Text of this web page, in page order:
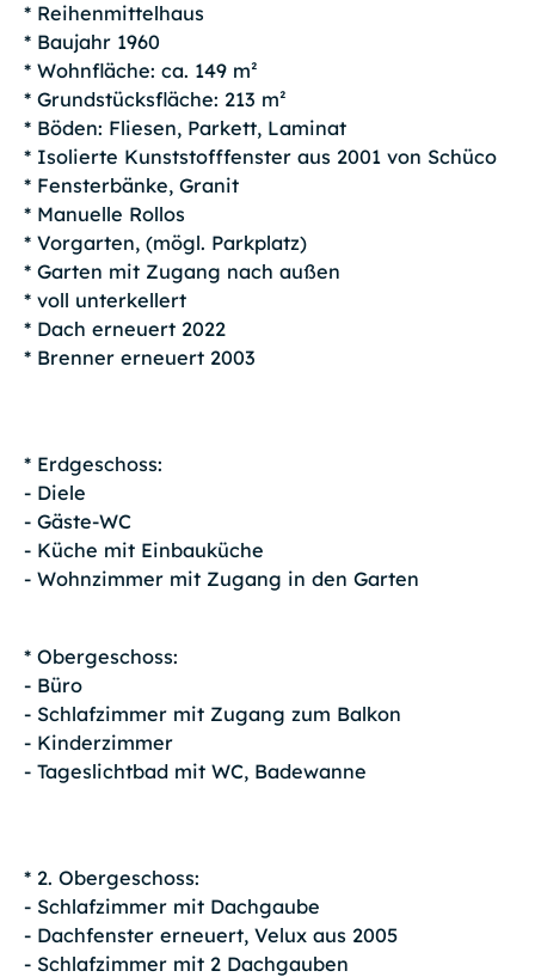
* Reihenmittelhaus
* Baujahr 1960
* Wohnfläche: ca. 149 m²
* Grundstücksfläche: 213 m²
* Böden: Fliesen, Parkett, Laminat
* Isolierte Kunststofffenster aus 2001 von Schüco
* Fensterbänke, Granit
* Manuelle Rollos
* Vorgarten, (mögl. Parkplatz)
* Garten mit Zugang nach außen
* voll unterkellert
* Dach erneuert 2022
* Brenner erneuert 2003
* Erdgeschoss:
- Diele
- Gäste-WC
- Küche mit Einbauküche
- Wohnzimmer mit Zugang in den Garten
* Obergeschoss:
- Büro
- Schlafzimmer mit Zugang zum Balkon
- Kinderzimmer
- Tageslichtbad mit WC, Badewanne
* 2. Obergeschoss:
- Schlafzimmer mit Dachgaube
- Dachfenster erneuert, Velux aus 2005
- Schlafzimmer mit 2 Dachgauben